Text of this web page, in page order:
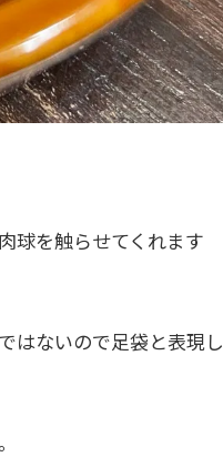
球を触らせてくれます
はないので足袋と表現し